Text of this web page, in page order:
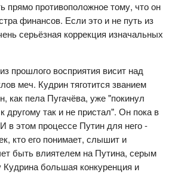
прямо противоположное тому, что он
финансов. Если это и не путь из
серьёзная коррекция изначальных
прошлого восприятия висит над
меч. Кудрин тяготится званием
как пела Пугачёва, уже "покинул
другому так и не пристал". Он пока в
в этом процессе Путин для него -
кто его понимает, слышит и
быть влиятелем на Путина, серым
Кудрина большая конкуренция и